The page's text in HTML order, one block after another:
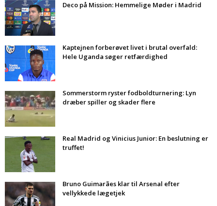
Deco på Mission: Hemmelige Møder i Madrid
Kaptejnen forberøvet livet i brutal overfald:
Hele Uganda søger retfærdighed
Sommerstorm ryster fodboldturnering: Lyn
dræber spiller og skader flere
Real Madrid og Vinicius Junior: En beslutning er
truffet!
Bruno Guimarães klar til Arsenal efter
vellykkede lægetjek